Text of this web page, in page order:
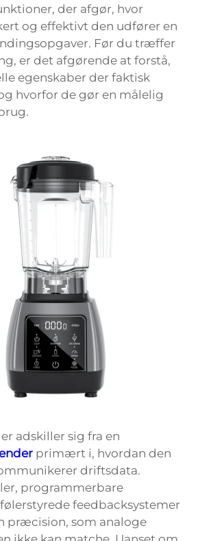
der afgør, hvor
og effektivt den udfører en
Før du træffer
er det afgørende at forstå,
egenskaber der faktisk
hvorfor de gør en målelig
adskiller sig fra en
primært i, hvordan den
driftsdata.
programmerbare
feedbacksystemer
præcision, som analoge